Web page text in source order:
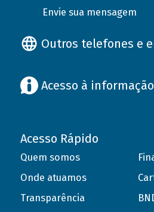
Envie sua mensagem
Outros telefones e
Acesso à informação
Acesso Rápido
Quem somos
Onde atuamos
Transparência